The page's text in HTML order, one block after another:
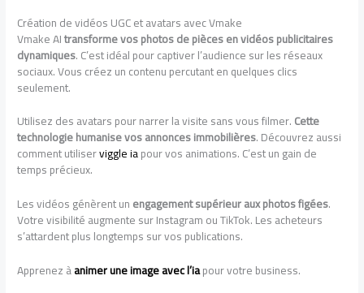
Création de vidéos UGC et avatars avec Vmake
Vmake AItransforme vos photos de pièces en vidéos publicitaires
dynamiques. C’est idéal pour captiver l’audience sur les réseaux
sociaux. Vous créez un contenu percutant en quelques clics
seulement.
Utilisez des avatars pour narrer la visite sans vous filmer.Cette
technologie humanise vos annonces immobilières. Découvrez aussi
comment utiliserviggle iapour vos animations. C’est un gain de
temps précieux.
Les vidéos génèrent unengagement supérieur aux photos figées.
Votre visibilité augmente sur Instagram ou TikTok. Les acheteurs
s’attardent plus longtemps sur vos publications.
Apprenez àanimer une image avec l’iapour votre business.